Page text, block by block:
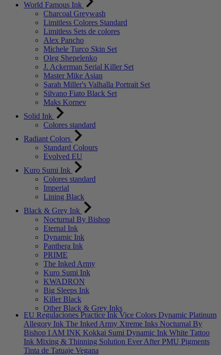
World Famous Ink
Charcoal Greywash
Limitless Colores Standard
Limitless Sets de colores
Alex Pancho
Michele Turco Skin Set
Oleg Shepelenko
J. Ackerman Serial Killer Set
Master Mike Asian
Sarah Miller's Valhalla Portrait Set
Silvano Fiato Black Set
Maks Kornev
Solid Ink
Colores standard
Radiant Colors
Standard Colours
Evolved EU
Kuro Sumi Ink
Colores standard
Imperial
Lining Black
Black & Grey Ink
Nocturnal By Bishop
Eternal Ink
Dynamic Ink
Panthera Ink
PRIME
The Inked Army
Kuro Sumi Ink
KWADRON
Big Sleeps Ink
Killer Black
Other Black & Grey Inks
EU Regulaciones Practice Ink Vice Colors Dynamic Platinum
Allegory Ink The Inked Army Xtreme Inks Nocturnal By
Bishop I AM INK Kokkai Sumi Dynamic Ink White Tattoo
Ink Mixing & Thinning Solution Ever After PMU Pigments
Tinta de Tatuaje Vegana